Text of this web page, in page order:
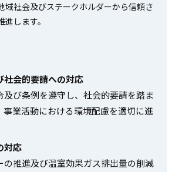
域社会及びステークホルダーから信頼さ
します。
社会的要請への対応
及び条例を遵守し、社会的要請を踏ま
事業活動における環境配慮を適切に進
対応
の推進及び温室効果ガス排出量の削減